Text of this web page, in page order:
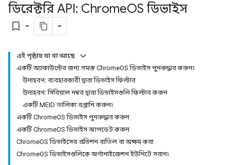
ডিরেক্টরি API: ChromeOS ডিভাইস
bookmark_border
এই পৃষ্ঠায় যা যা আছে
একটি অ্যাকাউন্টের জন্য সমস্ত ChromeOS ডিভাইস পুনরুদ্ধার করুন৷
উদাহরণ: ব্যবহারকারী দ্বারা ডিভাইস ফিল্টার
উদাহরণ: সিরিয়াল নম্বর দ্বারা ডিভাইসগুলি ফিল্টার করুন
একটি MEID তালিকা রপ্তানি করুন৷
একটি ChromeOS ডিভাইস পুনরুদ্ধার করুন
একটি ChromeOS ডিভাইস আপডেট করুন
ChromeOS ডিভাইসের প্রভিশন বাতিল বা অক্ষম করা
ChromeOS ডিভাইসগুলিকে অর্গানাইজেশন ইউনিটে সরান৷